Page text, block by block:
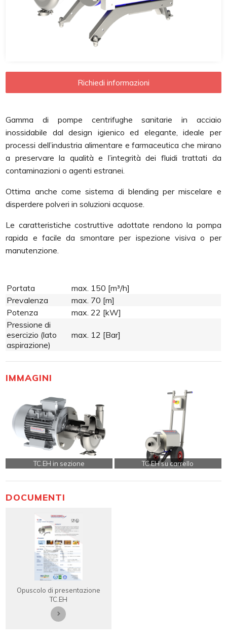
Richiedi informazioni
Gamma di pompe centrifughe sanitarie in acciaio
inossidabile dal design igienico ed elegante, ideale per
processi dell’industria alimentare e farmaceutica che mirano
a preservare la qualità e l’integrità dei fluidi trattati da
contaminazioni o agenti estranei.
Ottima anche come sistema di blending per miscelare e
disperdere polveri in soluzioni acquose.
Le caratteristiche costruttive adottate rendono la pompa
rapida e facile da smontare per ispezione visiva o per
manutenzione.
Portata
max. 150 [m³/h]
Prevalenza
max. 70 [m]
Potenza
max. 22 [kW]
Pressione di
esercizio (lato
aspirazione)
max. 12 [Bar]
IMMAGINI
TC.EH in sezione TC.EH su carrello
DOCUMENTI
Opuscolo di presentazione
TC.EH